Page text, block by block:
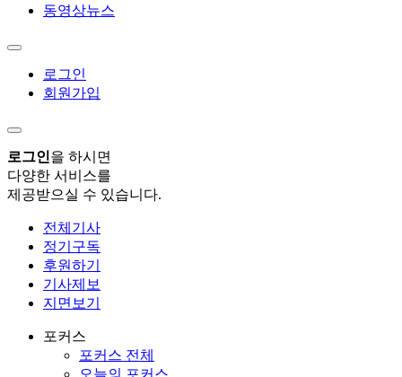
동영상뉴스
로그인
회원가입
로그인을 하시면
다양한 서비스를
제공받으실 수 있습니다.
전체기사
정기구독
후원하기
기사제보
지면보기
포커스
포커스 전체
오늘의 포커스